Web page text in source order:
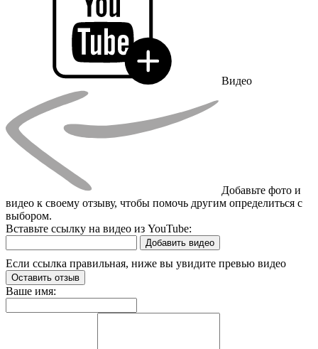
Видео
Добавьте фото и
видео к своему отзыву, чтобы помочь другим определиться с
выбором.
Вставьте ссылку на видео из YouTube:
Добавить видео
Если ссылка правильная, ниже вы увидите превью видео
Оставить отзыв
Ваше имя: